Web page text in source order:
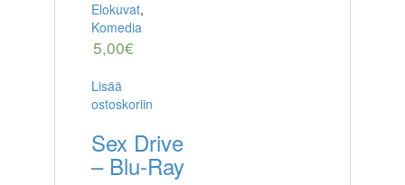
Elokuvat,
Komedia
5,00€
Lisää
ostoskoriin
Sex Drive
– Blu-Ray